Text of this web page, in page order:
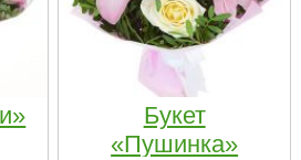
Букет
«Пушинка»